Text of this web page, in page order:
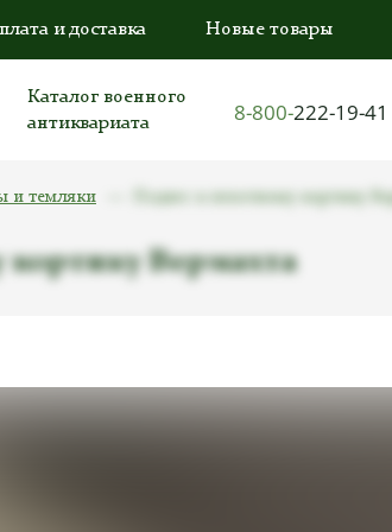
и доставка Новые товары
Каталог военного
антиквариата
8-800-222-19-41
и темляки
кортику Вермахта